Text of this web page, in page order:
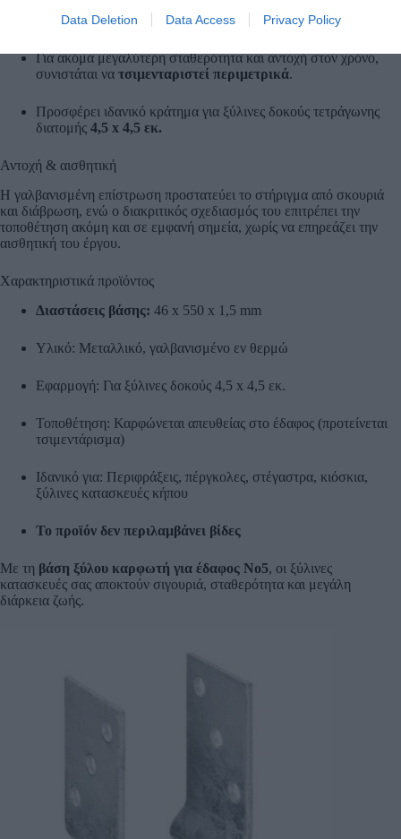
Data Deletion Data Access Privacy Policy
(ακίδα) που διαθέτει.
Για ακόμα μεγαλύτερη σταθερότητα και αντοχή στον χρόνο,
συνιστάται να τσιμενταριστεί περιμετρικά.
Προσφέρει ιδανικό κράτημα για ξύλινες δοκούς τετράγωνης
διατομής 4,5 x 4,5 εκ.
Αντοχή & αισθητική
Η γαλβανισμένη επίστρωση προστατεύει το στήριγμα από σκουριά
και διάβρωση, ενώ ο διακριτικός σχεδιασμός του επιτρέπει την
τοποθέτηση ακόμη και σε εμφανή σημεία, χωρίς να επηρεάζει την
αισθητική του έργου.
Χαρακτηριστικά προϊόντος
Διαστάσεις βάσης: 46 x 550 x 1,5 mm
Υλικό: Μεταλλικό, γαλβανισμένο εν θερμώ
Εφαρμογή: Για ξύλινες δοκούς 4,5 x 4,5 εκ.
Τοποθέτηση: Καρφώνεται απευθείας στο έδαφος (προτείνεται
τσιμεντάρισμα)
Ιδανικό για: Περιφράξεις, πέργκολες, στέγαστρα, κιόσκια,
ξύλινες κατασκευές κήπου
Το προϊόν δεν περιλαμβάνει βίδες
Με τη βάση ξύλου καρφωτή για έδαφος No5, οι ξύλινες
κατασκευές σας αποκτούν σιγουριά, σταθερότητα και μεγάλη
διάρκεια ζωής.